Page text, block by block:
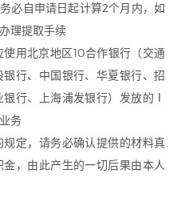
必自申请日起计算2个月内，如
理提取手续
用北京地区10合作银行（交通
行、中国银行、华夏银行、招
行、上海浦发银行）发放的Ⅰ
务
定，请务必确认提供的材料真
，由此产生的一切后果由本人